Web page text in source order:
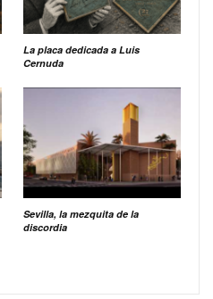
La placa dedicada a Luis
Cernuda
Sevilla, la mezquita de la
discordia